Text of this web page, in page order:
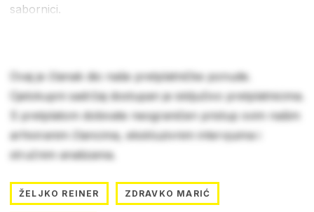
sabornici.
Ovaj je članak dio naše pretplatničke ponude.
Cjelokupni sadržaj dostupan je isključivo pretplatnicima.
S pretplatom dobivate neograničen pristup svim našim
arhiviranim člancima, ekskluzivnim intervjuima i
stručnim analizama.
ŽELJKO REINER ZDRAVKO MARIĆ